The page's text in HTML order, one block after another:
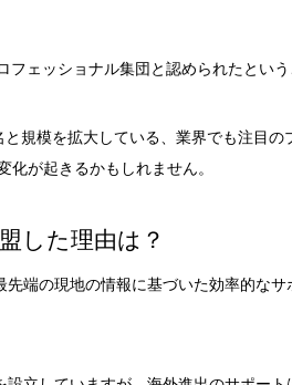
ェッショナル集団と認められたという
規模を拡大している、業界でも注目の
が起きるかもしれません。
した理由は？
端の現地の情報に基づいた効率的な